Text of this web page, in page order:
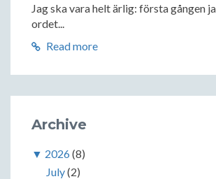
Jag ska vara helt ärlig: första gången
ordet...
Read more
Archive
▼ 2026(8)
July(2)